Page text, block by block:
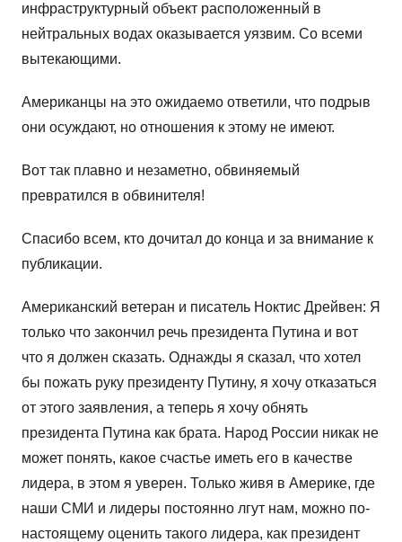
инфраструктурный объект расположенный в
нейтральных водах оказывается уязвим. Со всеми
вытекающими.
Американцы на это ожидаемо ответили, что подрыв
они осуждают, но отношения к этому не имеют.
Вот так плавно и незаметно, обвиняемый
превратился в обвинителя!
Спасибо всем, кто дочитал до конца и за внимание к
публикации.
Американский ветеран и писатель Ноктис Дрейвен: Я
только что закончил речь президента Путина и вот
что я должен сказать. Однажды я сказал, что хотел
бы пожать руку президенту Путину, я хочу отказаться
от этого заявления, а теперь я хочу обнять
президента Путина как брата. Народ России никак не
может понять, какое счастье иметь его в качестве
лидера, в этом я уверен. Только живя в Америке, где
наши СМИ и лидеры постоянно лгут нам, можно по-
настоящему оценить такого лидера, как президент